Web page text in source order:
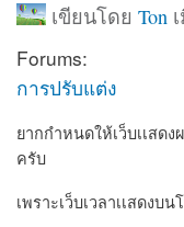
เขียนโดย Ton
Forums:
การปรับแต่ง
ยากกำหนดให้เว็บเเสด
ครับ
เพราะเว็บเวลาเเสดงบ